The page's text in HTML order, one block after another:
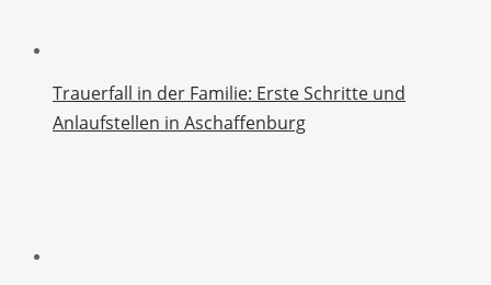
Trauerfall in der Familie: Erste Schritte und
Anlaufstellen in Aschaffenburg